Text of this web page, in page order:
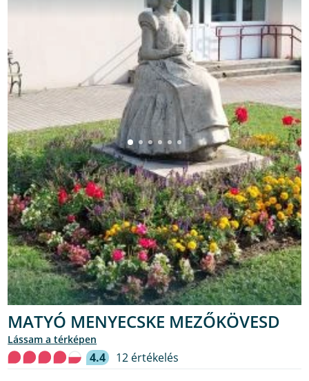
MATYÓ MENYECSKE MEZŐKÖVESD
lássam a térképen
4.4 12 értékelés